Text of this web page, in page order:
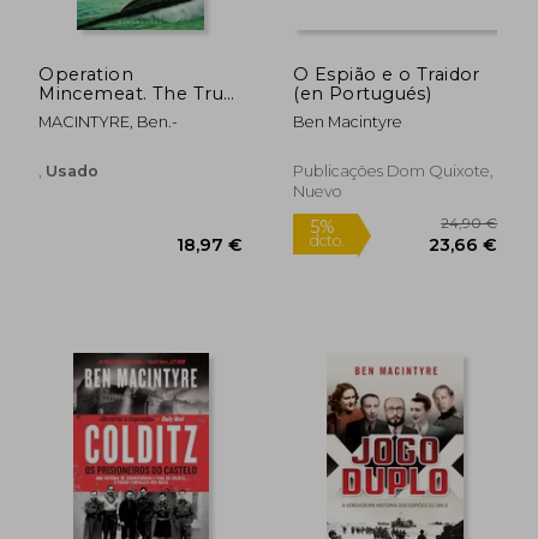
5%
Operation
Mincemeat. The True
Spy Story That
Changed the Course
MACINTYRE, Ben.-
Usado
O Espião e o Traidor
(en Portugués)
Ben Macintyre
Publicações Dom Quixote,
Nuevo